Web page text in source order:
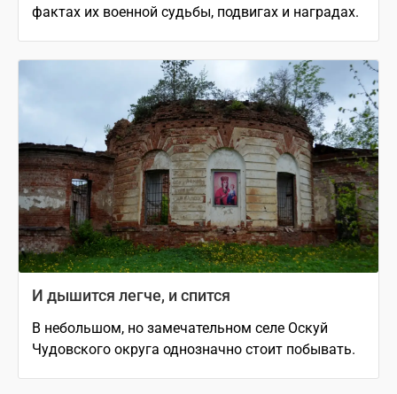
фактах их военной судьбы, подвигах и наградах.
И дышится легче, и спится
В небольшом, но замечательном селе Оскуй
Чудовского округа однозначно стоит побывать.